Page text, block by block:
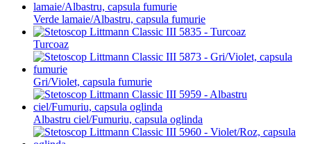
Verde lamaie/Albastru, capsula fumurie
Turcoaz
Gri/Violet, capsula fumurie
Albastru ciel/Fumuriu, capsula oglinda